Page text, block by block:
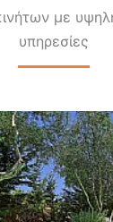
με
υπηρεσίες